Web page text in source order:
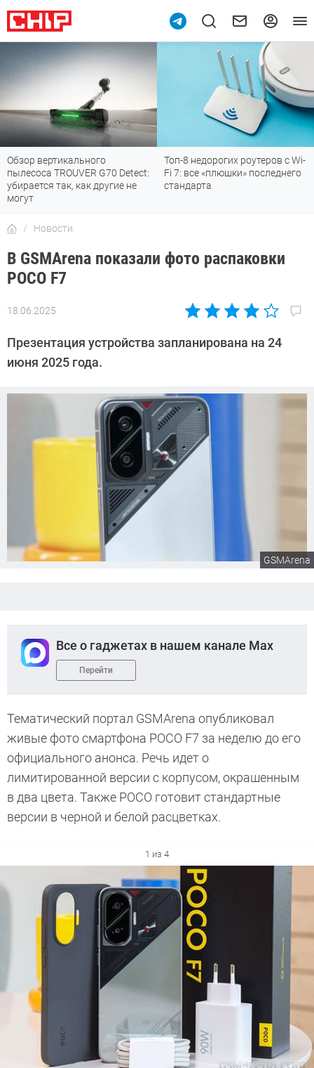
Обзор вертикального
пылесоса TROUVER G70 Detect:
убирается так, как другие не
могут
Топ-8 недорогих роутеров с Wi-
Fi 7: все «плюшки» последнего
стандарта
Новости
В GSMArena показали фото распаковки
POCO F7
18.06.2025
Автор:
Калашников
Презентация устройства запланирована на 24
июня 2025 года.
GSMArena
Все о гаджетах в нашем канале Max
Перейти
Тематический портал GSMArena опубликовал
живые фото смартфона POCO F7 за неделю до его
официального анонса. Речь идет о
лимитированной версии с корпусом, окрашенным
в два цвета. Также POCO готовит стандартные
версии в черной и белой расцветках.
1 из 4